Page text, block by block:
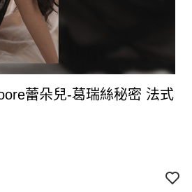
蕾朵兒-葛瑞絲秘密 法式